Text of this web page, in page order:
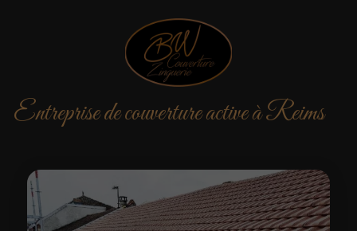
Entreprise de couverture active à Reims